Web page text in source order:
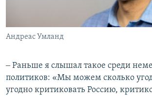
Андреас Умланд
‒ Раньше я слышал такое среди
политиков: «Мы можем сколько
угодно критиковать Россию,